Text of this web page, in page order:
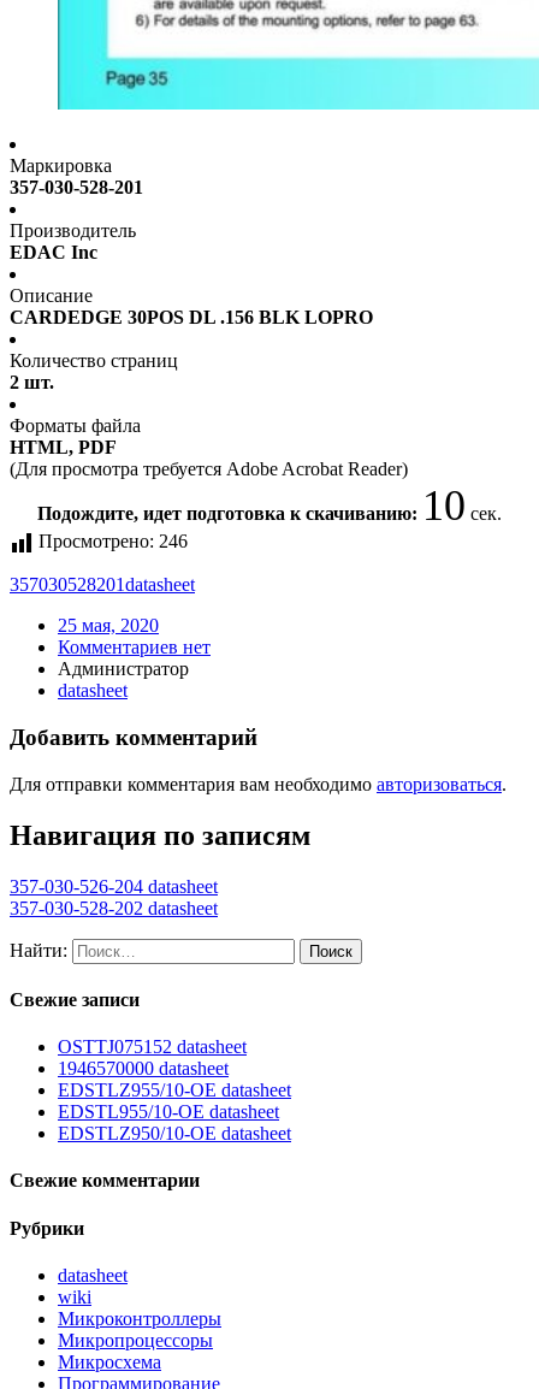
Маркировка
357-030-528-201
Производитель
EDAC Inc
Описание
CARDEDGE 30POS DL .156 BLK LOPRO
Количество страниц
2 шт.
Форматы файла
HTML, PDF
(Для просмотра требуется Adobe Acrobat Reader)
Подождите, идет подготовка к скачиванию: 10 сек.
Просмотрено: 246
357030528201datasheet
25 мая, 2020
Комментариев нет
Администратор
datasheet
Добавить комментарий
Для отправки комментария вам необходимо авторизоваться.
Навигация по записям
357-030-526-204 datasheet
357-030-528-202 datasheet
Найти:
Свежие записи
OSTTJ075152 datasheet
1946570000 datasheet
EDSTLZ955/10-OE datasheet
EDSTL955/10-OE datasheet
EDSTLZ950/10-OE datasheet
Свежие комментарии
Рубрики
datasheet
wiki
Микроконтроллеры
Микропроцессоры
Микросхема
Программирование